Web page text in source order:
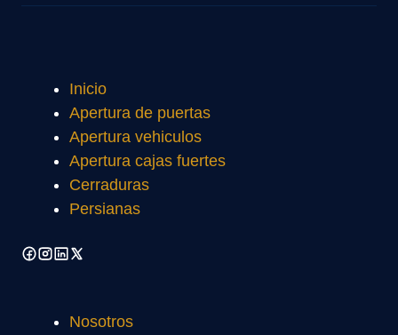
Inicio
Apertura de puertas
Apertura vehiculos
Apertura cajas fuertes
Cerraduras
Persianas
Nosotros